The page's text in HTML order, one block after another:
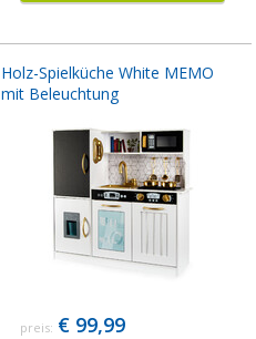
Holz-Spielküche White MEMO
mit Beleuchtung
preis: € 99,99